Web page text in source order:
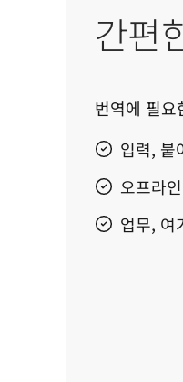
간편
번역에 필
입력, 붙
오프라
업무, 여